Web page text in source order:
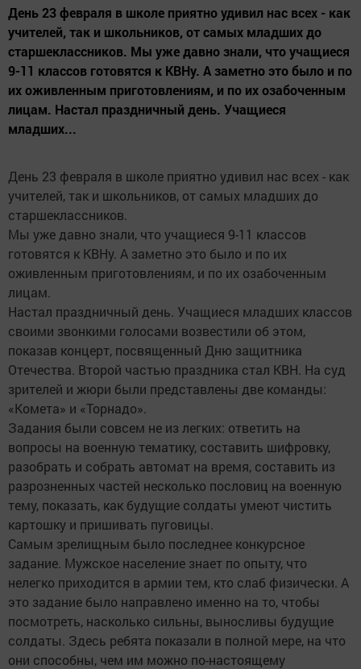
День 23 февраля в школе приятно удивил нас всех - как
учителей, так и школьников, от самых младших до
старшеклассников. Мы уже давно знали, что учащиеся
9-11 классов готовятся к КВНу. А заметно это было и по
их оживленным приготовлениям, и по их озабоченным
лицам. Настал праздничный день. Учащиеся
младших...
День 23 февраля в школе приятно удивил нас всех - как
учителей, так и школьников, от самых младших до
старшеклассников.
Мы уже давно знали, что учащиеся 9-11 классов
готовятся к КВНу. А заметно это было и по их
оживленным приготовлениям, и по их озабоченным
лицам.
Настал праздничный день. Учащиеся младших классов
своими звонкими голосами возвестили об этом,
показав концерт, посвященный Дню защитника
Отечества. Второй частью праздника стал КВН. На суд
зрителей и жюри были представлены две команды:
«Комета» и «Торнадо».
Задания были совсем не из легких: ответить на
вопросы на военную тематику, составить шифровку,
разобрать и собрать автомат на время, составить из
разрозненных частей несколько пословиц на военную
тему, показать, как будущие солдаты умеют чистить
картошку и пришивать пуговицы.
Самым зрелищным было последнее конкурсное
задание. Мужское население знает по опыту, что
нелегко приходится в армии тем, кто слаб физически. А
это задание было направлено именно на то, чтобы
посмотреть, насколько сильны, выносливы будущие
солдаты. Здесь ребята показали в полной мере, на что
они способны, чем им можно по-настоящему